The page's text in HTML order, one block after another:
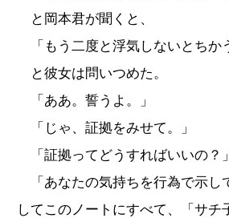
と岡本君が聞くと、
「もう二度と浮気しないとちか
と彼女は問いつめた。
「ああ。誓うよ。」
「じゃ、証拠をみせて。」
「証拠ってどうすればいいの？」
「あなたの気持ちを行為で示し
してこのノートにすべて、「サチ